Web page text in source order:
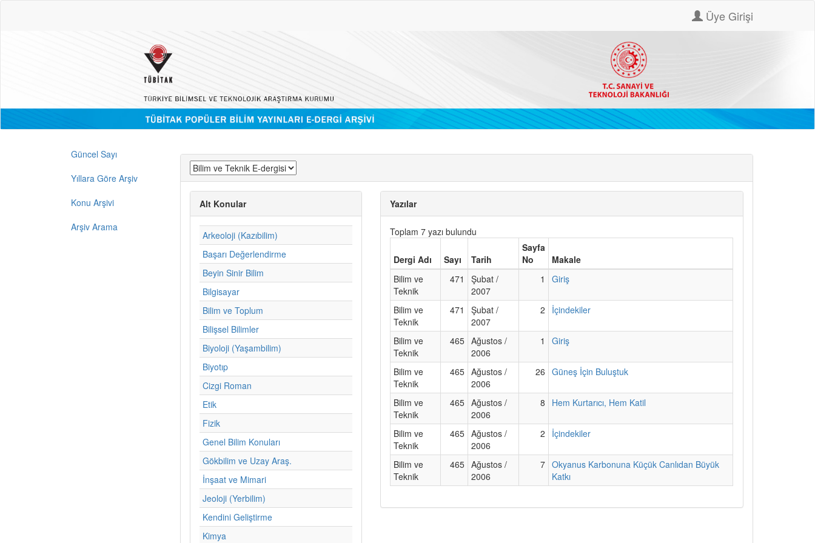
Üye Girişi
Güncel Sayı
Yıllara Göre Arşiv
Konu Arşivi
Arşiv Arama
Alt Konular
Arkeoloji (Kazıbilim)
Başarı Değerlendirme
Beyin Sinir Bilim
Bilgisayar
Bilim ve Toplum
Bilişsel Bilimler
Biyoloji (Yaşambilim)
Biyotıp
Cizgi Roman
Etik
Fizik
Genel Bilim Konuları
Gökbilim ve Uzay Araş.
İnşaat ve Mimari
Jeoloji (Yerbilim)
Kendini Geliştirme
Kimya
Yazılar
Toplam 7 yazı bulundu
Dergi Adı Sayı Tarih
Sayfa
No
Makale
Bilim ve
Teknik
471
Şubat /
2007
1 Giriş
Bilim ve
Teknik
471
Şubat /
2007
2 İçindekiler
Bilim ve
Teknik
465 Ağustos /
2006
1 Giriş
Bilim ve
Teknik
465 Ağustos /
2006
26 Güneş İçin Buluştuk
Bilim ve
Teknik
465 Ağustos /
2006
8 Hem Kurtarıcı, Hem Katil
Bilim ve
Teknik
465 Ağustos /
2006
2 İçindekiler
Bilim ve
Teknik
465 Ağustos /
2006
7 Okyanus Karbonuna Küçük Canlıdan Büyük
Katkı